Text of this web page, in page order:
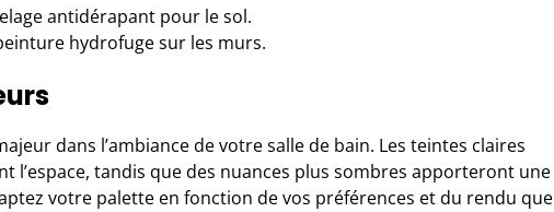
antidérapant pour le sol.
hydrofuge sur les murs.
dans l’ambiance de votre salle de bain. Les teintes claires
l’espace, tandis que des nuances plus sombres apporteront une
votre palette en fonction de vos préférences et du rendu que